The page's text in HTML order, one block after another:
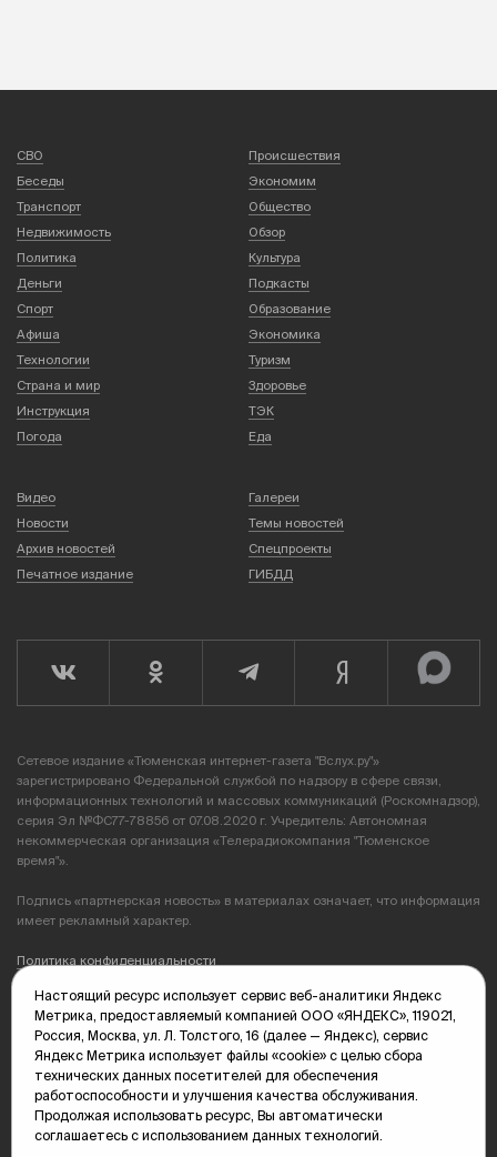
СВО
Происшествия
Беседы
Экономим
Транспорт
Общество
Недвижимость
Обзор
Политика
Культура
Деньги
Подкасты
Спорт
Образование
Афиша
Экономика
Технологии
Туризм
Страна и мир
Здоровье
Инструкция
ТЭК
Погода
Еда
Видео
Галереи
Новости
Темы новостей
Архив новостей
Спецпроекты
Печатное издание
ГИБДД
Сетевое издание «Тюменская интернет-газета "Вслух.ру"»
зарегистрировано Федеральной службой по надзору в сфере связи,
информационных технологий и массовых коммуникаций (Роскомнадзор),
серия Эл №ФС77-78856 от 07.08.2020 г. Учредитель: Автономная
некоммерческая организация «Телерадиокомпания "Тюменское
время"».
Подпись «партнерская новость» в материалах означает, что информация
имеет рекламный характер.
Политика конфиденциальности
Редакция: 625035, Тюмень, пр. Геологоразведчиков, 28А
(3452) 68-89-05
edit@vsluh.ru
Главный редактор: Панкина Т.Ю.
kika@vsluh.ru
По вопросам рекламы:
Настоящий ресурс использует сервис веб-аналитики Яндекс
Метрика, предоставляемый компанией ООО «ЯНДЕКС», 119021,
Россия, Москва, ул. Л. Толстого, 16 (далее — Яндекс), сервис
Яндекс Метрика использует файлы «cookie» с целью сбора
технических данных посетителей для обеспечения
работоспособности и улучшения качества обслуживания.
Продолжая использовать ресурс, Вы автоматически
соглашаетесь с использованием данных технологий.